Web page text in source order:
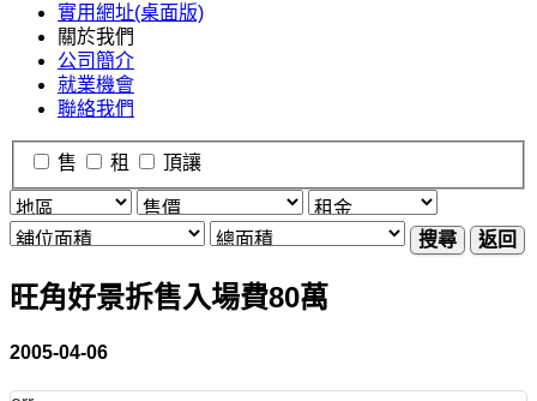
實用網址(桌面版)
關於我們
公司簡介
就業機會
聯絡我們
售 租 頂讓
搜尋 返回
旺角好景拆售入場費80萬
2005-04-06